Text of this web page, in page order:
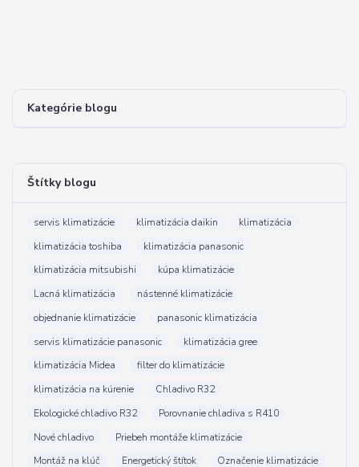
Kategórie blogu
Štítky blogu
servis klimatizácie klimatizácia daikin
klimatizácia
klimatizácia toshiba
klimatizácia panasonic
klimatizácia mitsubishi
kúpa klimatizácie
Lacná klimatizácia
nástenné klimatizácie
objednanie klimatizácie
panasonic klimatizácia
servis klimatizácie panasonic
klimatizácia gree
klimatizácia Midea
filter do klimatizácie
klimatizácia na kúrenie
Chladivo R32
Ekologické chladivo R32
Porovnanie chladiva s R410
Nové chladivo
Priebeh montáže klimatizácie
Montáž na klúč
Energetický štítok
Označenie klimatizácie